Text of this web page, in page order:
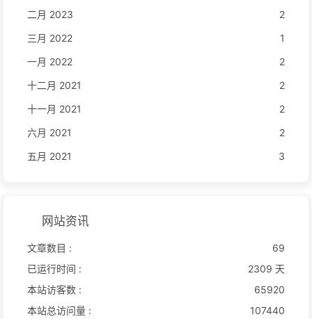
二月 2023
2
三月 2022
1
一月 2022
2
十二月 2021
2
十一月 2021
2
六月 2021
2
五月 2021
3
网站资讯
文章数目 :
69
已运行时间 :
2309 天
本站访客数 :
65920
本站总访问量 :
107440